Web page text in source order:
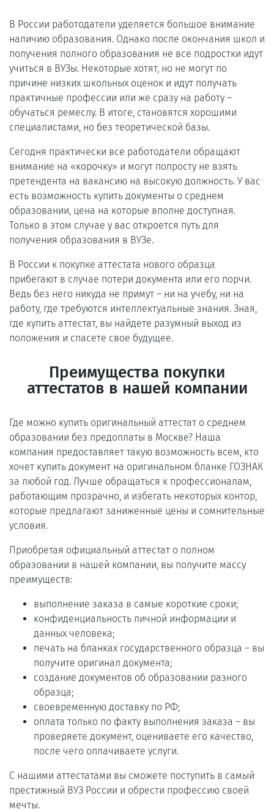
В России работодатели уделяется большое внимание
наличию образования. Однако после окончания школ и
получения полного образования не все подростки идут
учиться в ВУЗы. Некоторые хотят, но не могут по
причине низких школьных оценок и идут получать
практичные профессии или же сразу на работу –
обучаться ремеслу. В итоге, становятся хорошими
специалистами, но без теоретической базы.
Сегодня практически все работодатели обращают
внимание на «корочку» и могут попросту не взять
претендента на вакансию на высокую должность. У вас
есть возможность купить документы о среднем
образовании, цена на которые вполне доступная.
Только в этом случае у вас откроется путь для
получения образования в ВУЗе.
В России к покупке аттестата нового образца
прибегают в случае потери документа или его порчи.
Ведь без него никуда не примут – ни на учебу, ни на
работу, где требуются интеллектуальные знания. Зная,
где купить аттестат, вы найдете разумный выход из
положения и спасете свое будущее.
Преимущества покупки
аттестатов в нашей компании
Где можно купить оригинальный аттестат о среднем
образовании без предоплаты в Москве? Наша
компания предоставляет такую возможность всем, кто
хочет купить документ на оригинальном бланке ГОЗНАК
за любой год. Лучше обращаться к профессионалам,
работающим прозрачно, и избегать некоторых контор,
которые предлагают заниженные цены и сомнительные
условия.
Приобретая официальный аттестат о полном
образовании в нашей компании, вы получите массу
преимуществ:
выполнение заказа в самые короткие сроки;
конфиденциальность личной информации и
данных человека;
печать на бланках государственного образца – вы
получите оригинал документа;
создание документов об образовании разного
образца;
своевременную доставку по РФ;
оплата только по факту выполнения заказа – вы
проверяете документ, оцениваете его качество,
после чего оплачиваете услуги.
С нашими аттестатами вы сможете поступить в самый
престижный ВУЗ России и обрести профессию своей
мечты.